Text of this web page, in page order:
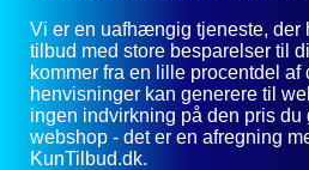
Vi er en uafhængig tjeneste, der
tilbud med store besparelser til
kommer fra en lille procentdel af
henvisninger kan generere til
ingen indvirkning på den pris du
webshop - det er en afregning
KunTilbud.dk.